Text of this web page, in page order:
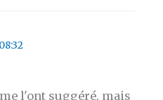
l'ont suggéré, mais